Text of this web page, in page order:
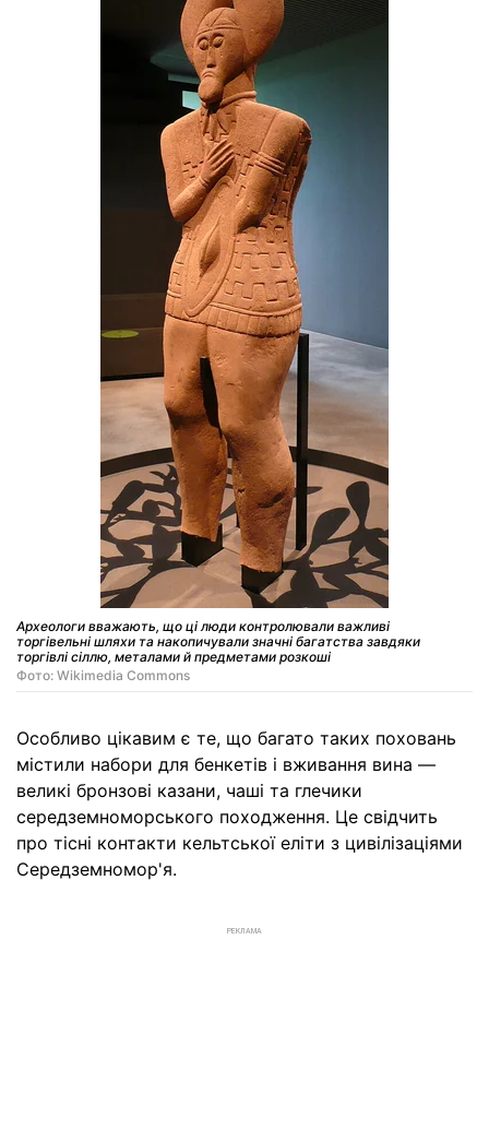
Археологи вважають, що ці люди контролювали важливі
торгівельні шляхи та накопичували значні багатства завдяки
торгівлі сіллю, металами й предметами розкоші
Фото: Wikimedia Commons
Особливо цікавим є те, що багато таких поховань
містили набори для бенкетів і вживання вина —
великі бронзові казани, чаші та глечики
середземноморського походження. Це свідчить
про тісні контакти кельтської еліти з цивілізаціями
Середземномор'я.
РЕКЛАМА